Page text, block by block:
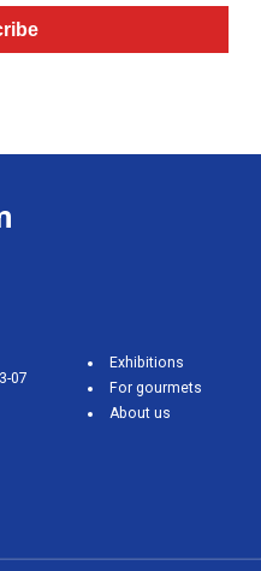
07
Exhibitions
For gourmets
About us